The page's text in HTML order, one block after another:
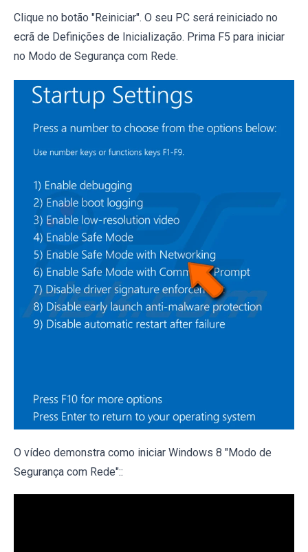
Clique no botão "Reiniciar". O seu PC será reiniciado no
ecrã de Definições de Inicialização. Prima F5 para iniciar
no Modo de Segurança com Rede.
O vídeo demonstra como iniciar Windows 8 "Modo de
Segurança com Rede"::